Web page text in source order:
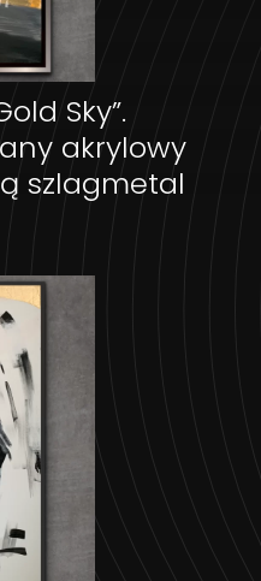
Sky”.
akrylowy
szlagmetal
DODAJ DO KOSZYKA